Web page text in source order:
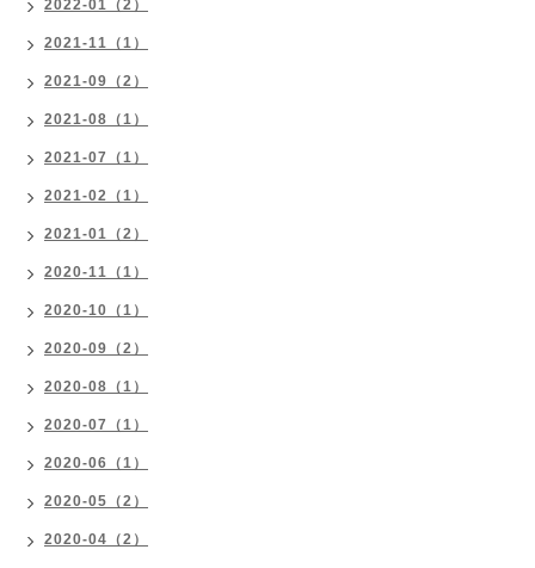
2022-01（2）
2021-11（1）
2021-09（2）
2021-08（1）
2021-07（1）
2021-02（1）
2021-01（2）
2020-11（1）
2020-10（1）
2020-09（2）
2020-08（1）
2020-07（1）
2020-06（1）
2020-05（2）
2020-04（2）